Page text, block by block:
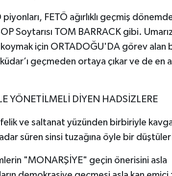
FETÖ ağırlıklı geçmiş
Soytarısı TOM BARRACK gibi.
için ORTADOĞU'DA görev alan
geçmeden ortaya çıkar ve de en
YÖNETİLMELİ DİYEN HADSİZLERE
ve saltanat yüzünden birbiriyle
süren sinsi tuzağına öyle bir
"MONARŞİYE" geçin önerisini asla